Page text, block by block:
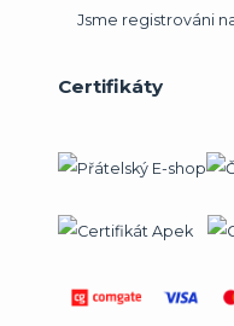
Jsme registrováni
Certifikáty